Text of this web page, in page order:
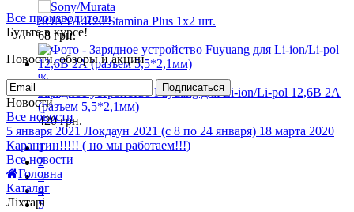
SONY LR20 Stamina Plus 1x2 шт.
68 грн.
%
Зарядное устройство Fuyuang для Li-ion/Li-pol 12,6В 2А
(разъем 5,5*2,1мм)
420грн.
1
2
3
4
5
Все производители
Будьте в курсе!
Новости, обзоры и акции
Подписаться
Новости
Все новости
5 января 2021 Локдаун 2021 (с 8 по 24 января) 18 марта 2020
Карантин!!!!! ( но мы работаем!!!)
Все новости
Головна
Каталог
Ліхтарі